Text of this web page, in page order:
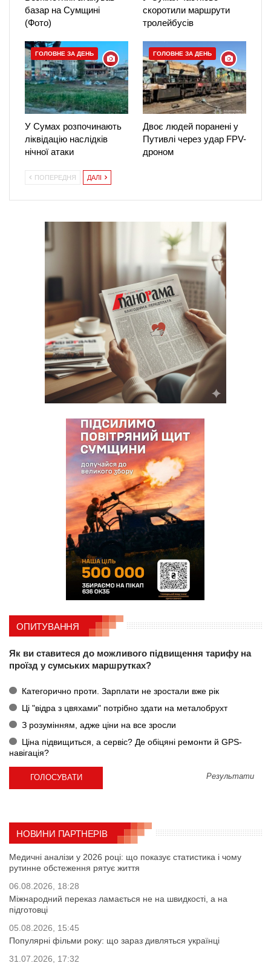
базар на Сумщині
(Фото)
скоротили маршрути
тролейбусів
ГОЛОВНЕ ЗА ДЕНЬ
У Сумах розпочинають
ліквідацію наслідків
нічної атаки
ГОЛОВНЕ ЗА ДЕНЬ
Двоє людей поранені у
Путивлі через удар FPV-
дроном
ПОПЕРЕДНЯ ДАЛІ
ОПИТУВАННЯ
Як ви ставитеся до можливого підвищення тарифу на
проїзд у сумських маршрутках?
Категорично проти. Зарплати не зростали вже рік
Ці "відра з цвяхами" потрібно здати на металобрухт
З розумінням, адже ціни на все зросли
Ціна підвищиться, а сервіс? Де обіцяні ремонти й GPS-
навігація?
Результати
НОВИНИ ПАРТНЕРІВ
Медичні аналізи у 2026 році: що показує статистика і чому
рутинне обстеження рятує життя
06.08.2026, 18:28
Міжнародний переказ ламається не на швидкості, а на
підготовці
05.08.2026, 15:45
Популярні фільми року: що зараз дивляться українці
31.07.2026, 17:32